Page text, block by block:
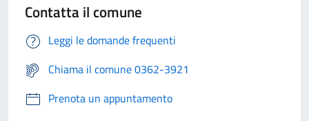
Contatta il comune
Leggi le domande frequenti
Chiama il comune 0362-3921
Prenota un appuntamento